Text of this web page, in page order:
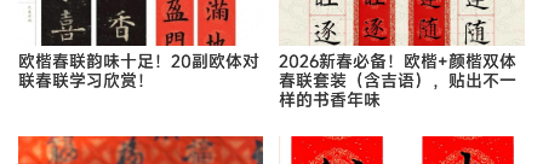
欧楷春联韵味十足！20副欧体对
联春联学习欣赏！
2026新春必备！欧楷+颜楷双体
春联套装（含吉语），贴出不一
样的书香年味